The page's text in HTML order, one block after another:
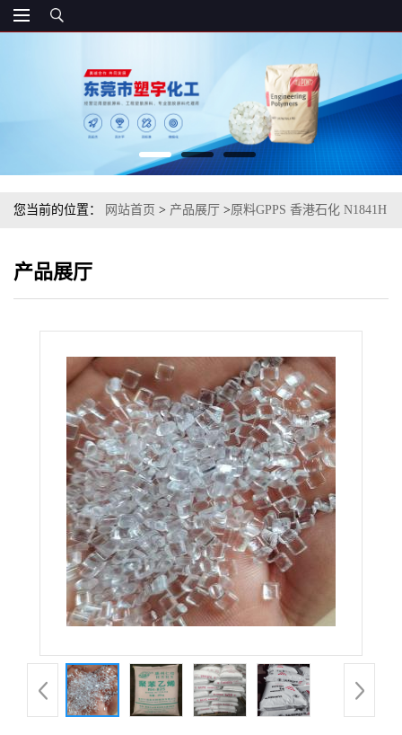
您当前的位置： 网站首页 > 产品展厅 >原料GPPS 香港石化 N1841H
产品展厅